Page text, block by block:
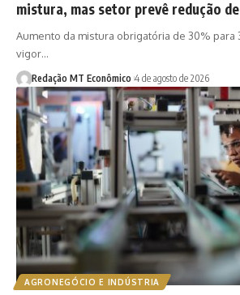
mistura, mas setor prevê redução
Aumento da mistura obrigatória de 30% para
vigor…
Redação MT Econômico 4 de agosto de 2026
AGRONEGÓCIO E INDÚSTRIA